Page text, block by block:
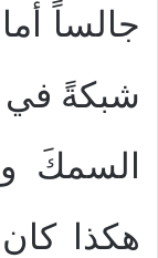
جالساً
شبكةً في
السمكَ
هكذا